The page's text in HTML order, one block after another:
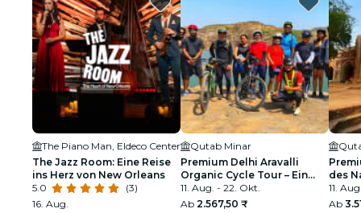
The Piano Man, Eldeco Center
The Jazz Room: Eine Reise
ins Herz von New Orleans
5.0
(3)
16. Aug.
Qutab Minar
Premium Delhi Aravalli
Organic Cycle Tour – Ein
Blick auf das reale und
ländliche Indien
11. Aug. - 22. Okt.
Ab 2.567,50 ₹
des
Das
11.
Ab